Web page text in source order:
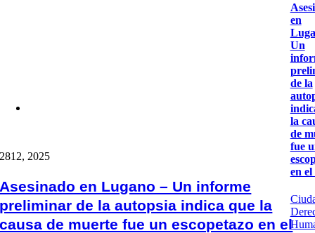
en
Un
de la
la
de
fue
en
2812, 2025
Asesinado en Lugano – Un informe
preliminar de la autopsia indica que la
causa de muerte fue un escopetazo en el